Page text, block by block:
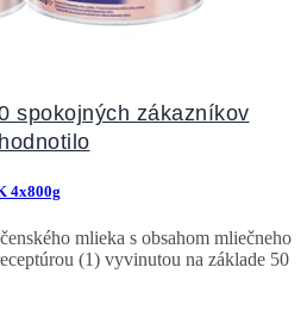
spokojných zákazníkov
hodnotilo
4x800g
mlieka s obsahom mliečneho
(1) vyvinutou na základe 50